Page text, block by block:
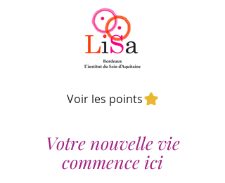
Voir les points
Votre nouvelle vie
commence ici